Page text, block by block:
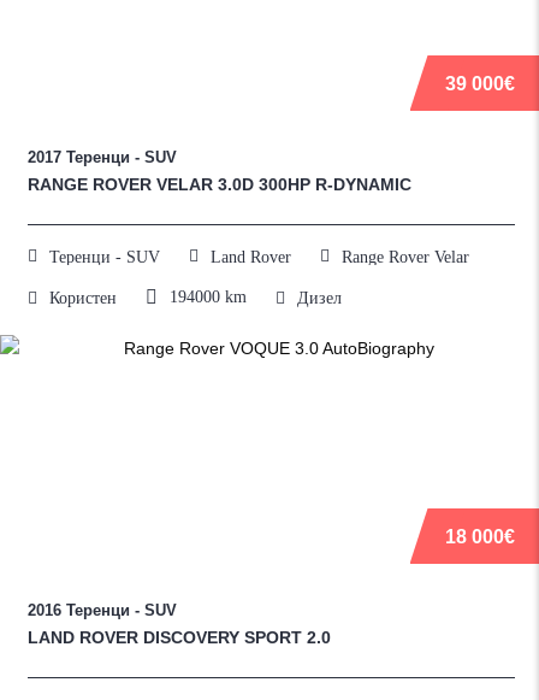
39 000€
2017 Теренци - SUV
RANGE ROVER VELAR 3.0D 300HP R-DYNAMIC
Теренци - SUV Land Rover Range Rover Velar
Користен 194000 km Дизел
18 000€
2016 Теренци - SUV
LAND ROVER DISCOVERY SPORT 2.0